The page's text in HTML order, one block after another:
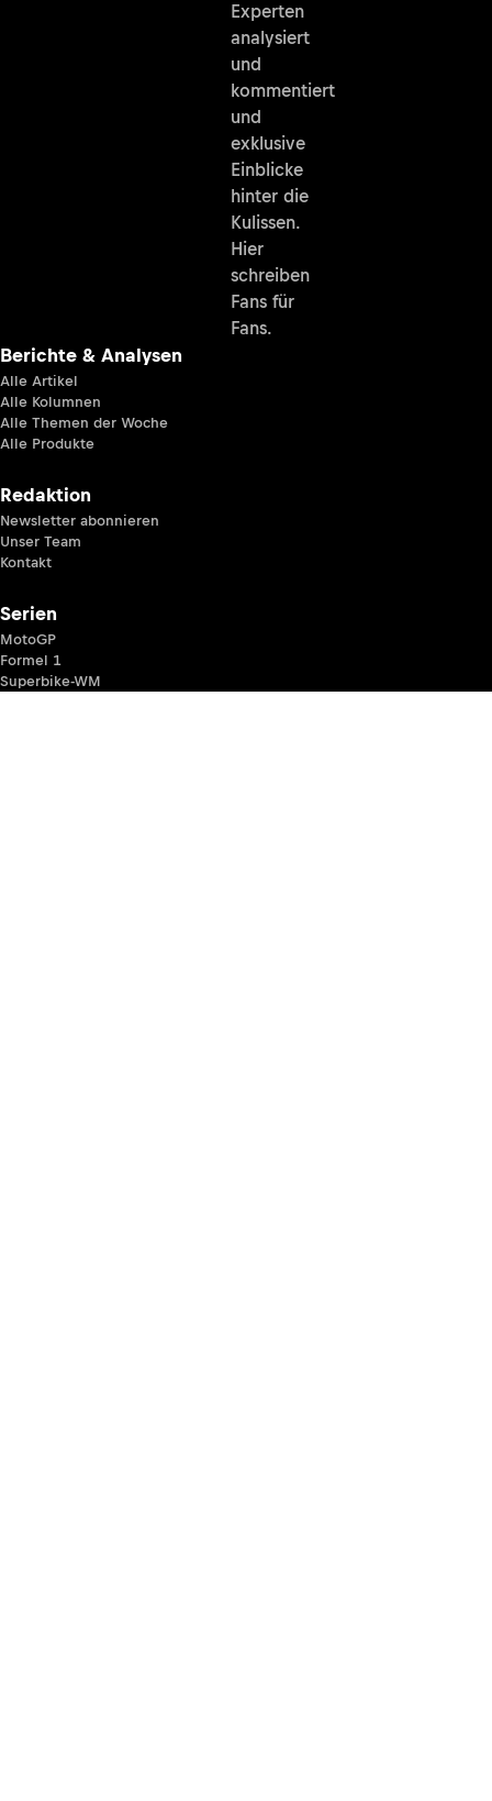
Experten
analysiert
und
kommentiert
und
exklusive
Einblicke
hinter die
Kulissen.
Hier
schreiben
Fans für
Fans.
Berichte & Analysen
Alle Artikel
Alle Kolumnen
Alle Themen der Woche
Alle Produkte
Redaktion
Newsletter abonnieren
Unser Team
Kontakt
Serien
MotoGP
Formel 1
Superbike-WM